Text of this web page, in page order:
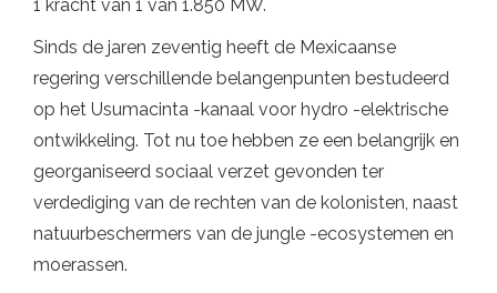
1 kracht van 1 van 1.850 MW.
Sinds de jaren zeventig heeft de Mexicaanse
regering verschillende belangenpunten bestudeerd
op het Usumacinta -kanaal voor hydro -elektrische
ontwikkeling. Tot nu toe hebben ze een belangrijk en
georganiseerd sociaal verzet gevonden ter
verdediging van de rechten van de kolonisten, naast
natuurbeschermers van de jungle -ecosystemen en
moerassen.